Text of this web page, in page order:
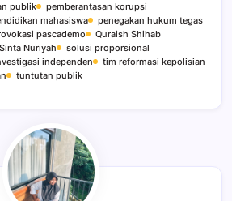
publik
pemberantasan korupsi
mahasiswa
penegakan hukum tegas
pascademo
Quraish Shihab
Sinta Nuriyah
solusi proporsional
independen
tim reformasi kepolisian
tuntutan publik